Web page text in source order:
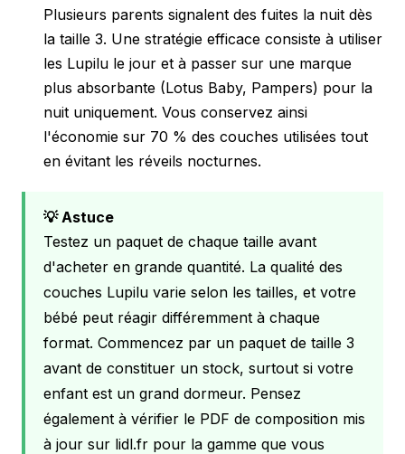
Plusieurs parents signalent des fuites la nuit dès
la taille 3. Une stratégie efficace consiste à utiliser
les Lupilu le jour et à passer sur une marque
plus absorbante (Lotus Baby, Pampers) pour la
nuit uniquement. Vous conservez ainsi
l'économie sur 70 % des couches utilisées tout
en évitant les réveils nocturnes.
💡 Astuce
Testez un paquet de chaque taille avant
d'acheter en grande quantité. La qualité des
couches Lupilu varie selon les tailles, et votre
bébé peut réagir différemment à chaque
format. Commencez par un paquet de taille 3
avant de constituer un stock, surtout si votre
enfant est un grand dormeur. Pensez
également à vérifier le PDF de composition mis
à jour sur lidl.fr pour la gamme que vous